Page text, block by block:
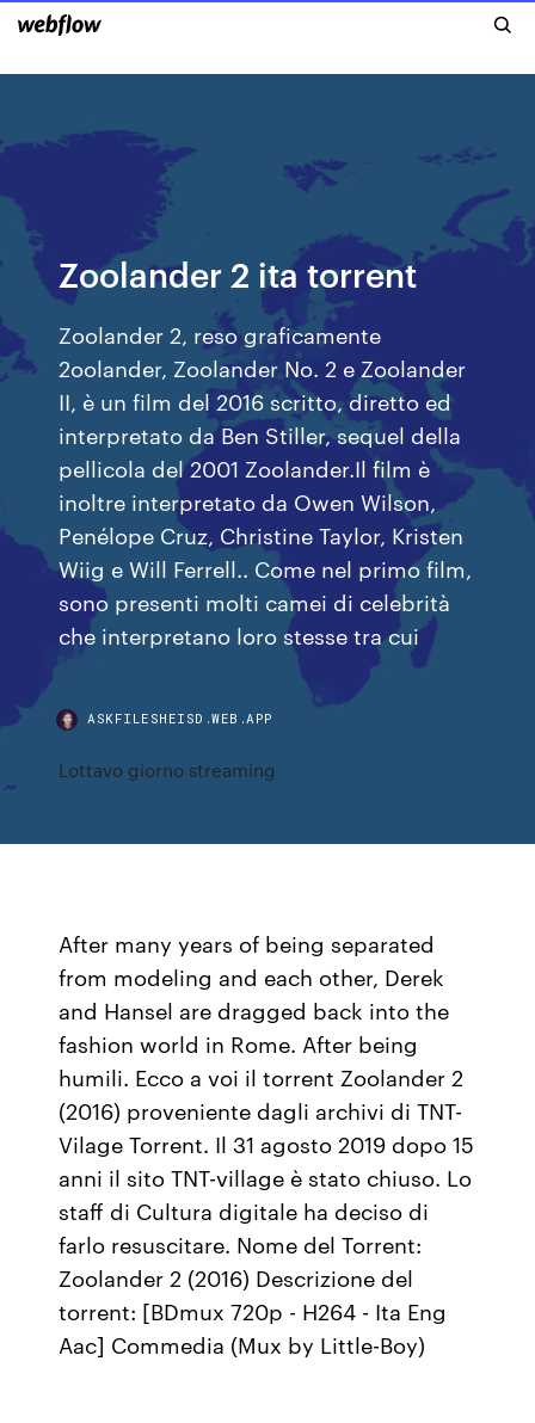
Zoolander 2 ita torrent
Zoolander 2, reso graficamente
2oolander, Zoolander No. 2 e Zoolander
II, è un film del 2016 scritto, diretto ed
interpretato da Ben Stiller, sequel della
pellicola del 2001 Zoolander.Il film è
inoltre interpretato da Owen Wilson,
Penélope Cruz, Christine Taylor, Kristen
Wiig e Will Ferrell.. Come nel primo film,
sono presenti molti camei di celebrità
che interpretano loro stesse tra cui
ASKFILESHEISD.WEB.APP
Lottavo giorno streaming
After many years of being separated
from modeling and each other, Derek
and Hansel are dragged back into the
fashion world in Rome. After being
humili. Ecco a voi il torrent Zoolander 2
(2016) proveniente dagli archivi di TNT-
Vilage Torrent. Il 31 agosto 2019 dopo 15
anni il sito TNT-village è stato chiuso. Lo
staff di Cultura digitale ha deciso di
farlo resuscitare. Nome del Torrent:
Zoolander 2 (2016) Descrizione del
torrent: [BDmux 720p - H264 - Ita Eng
Aac] Commedia (Mux by Little-Boy)